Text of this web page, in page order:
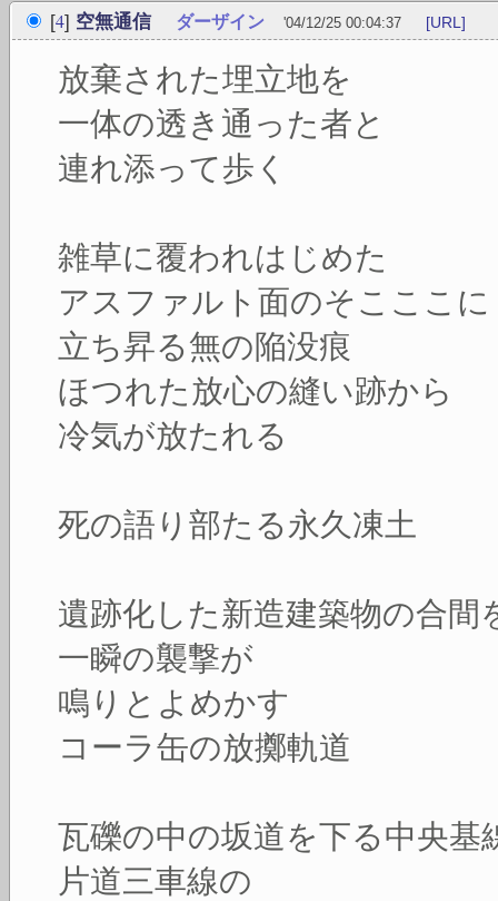
[4] 空無通信 ダーザイン '04/12/25 00:04:37 [URL]
放棄された埋立地を
一体の透き通った者と
連れ添って歩く
雑草に覆われはじめた
アスファルト面のそこここに
立ち昇る無の陥没痕
ほつれた放心の縫い跡から
冷気が放たれる
死の語り部たる永久凍土
遺跡化した新造建築物の合間
一瞬の襲撃が
鳴りとよめかす
コーラ缶の放擲軌道
瓦礫の中の坂道を下る中央基
片道三車線の